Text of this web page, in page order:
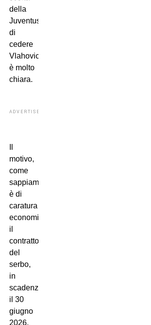
della
Juventus
di
cedere
Vlahovic
è molto
chiara.
ADVERTISEMENT
motivo,
come
sappiamo,
è di
caratura
economica:
il
contratto
del
serbo,
in
scadenza
il 30
giugno
2026,